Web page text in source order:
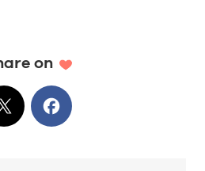
on
XでシェアFacebook